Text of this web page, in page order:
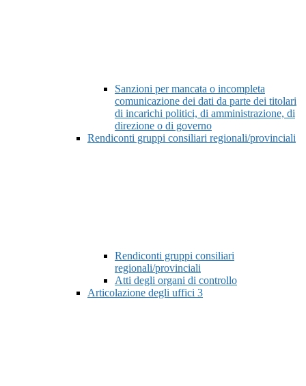
Sanzioni per mancata o incompleta
comunicazione dei dati da parte dei titolari
di incarichi politici, di amministrazione, di
direzione o di governo
Rendiconti gruppi consiliari regionali/provinciali
Rendiconti gruppi consiliari
regionali/provinciali
Atti degli organi di controllo
Articolazione degli uffici 3